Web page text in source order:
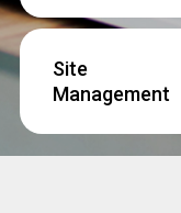
Site
Management